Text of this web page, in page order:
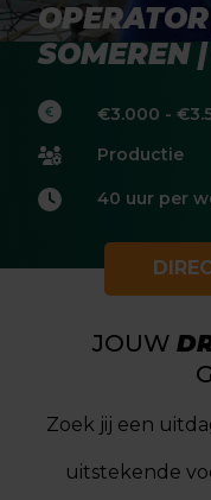
SOMEREN
€3.000 -
Productie
40 uur per
JOUW
Zoek jij een
uitstekende